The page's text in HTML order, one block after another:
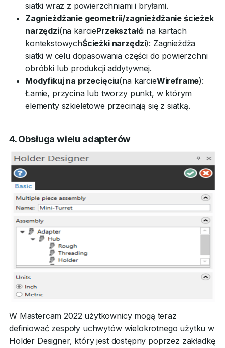
siatki wraz z powierzchniami i bryłami.
Zagnieżdżanie geometrii/zagnieżdżanie ścieżek
narzędzi(na karciePrzekształći na kartach
kontekstowychŚcieżki narzędzi): Zagnieżdża
siatki w celu dopasowania części do powierzchni
obróbki lub produkcji addytywnej.
Modyfikuj na przecięciu(na karcieWireframe):
Łamie, przycina lub tworzy punkt, w którym
elementy szkieletowe przecinają się z siatką.
4. Obsługa wielu adapterów
W Mastercam 2022 użytkownicy mogą teraz
definiować zespoły uchwytów wielokrotnego użytku w
Holder Designer, który jest dostępny poprzez zakładkę